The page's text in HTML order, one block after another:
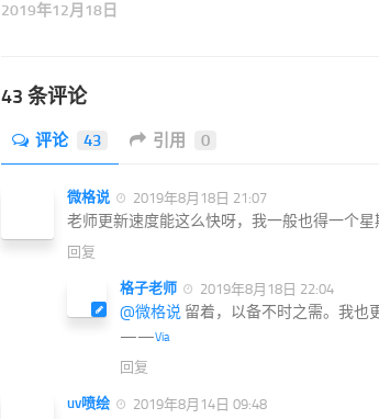
2019年12月18日
43 条评论
评论 43 引用 0
微格说 2019年8月18日 21:07
老师更新速度能这么快呀，我一般也得一个
回复
格子老师 2019年8月18日 22:04
@微格说 留着，以备不时之需。我也
——Via
回复
uv喷绘 2019年8月14日 09:48